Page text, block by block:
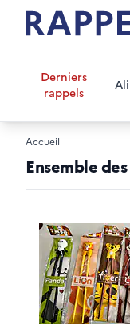
Derniers
rappels
Accueil
Ensemble